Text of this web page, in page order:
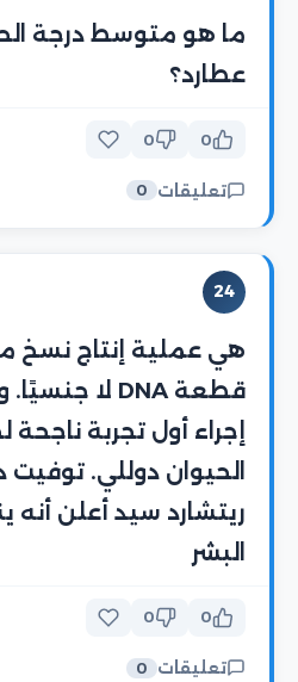
ما هو متوسط درجة
عطارد؟
0
0
تعليقات 0
24
هي عملية إنتاج نسخ
إجراء أول تجربة
الحيوان دوللي. توفيت
ريتشارد سيد أعلن أنه
البشر
0
0
تعليقات 0